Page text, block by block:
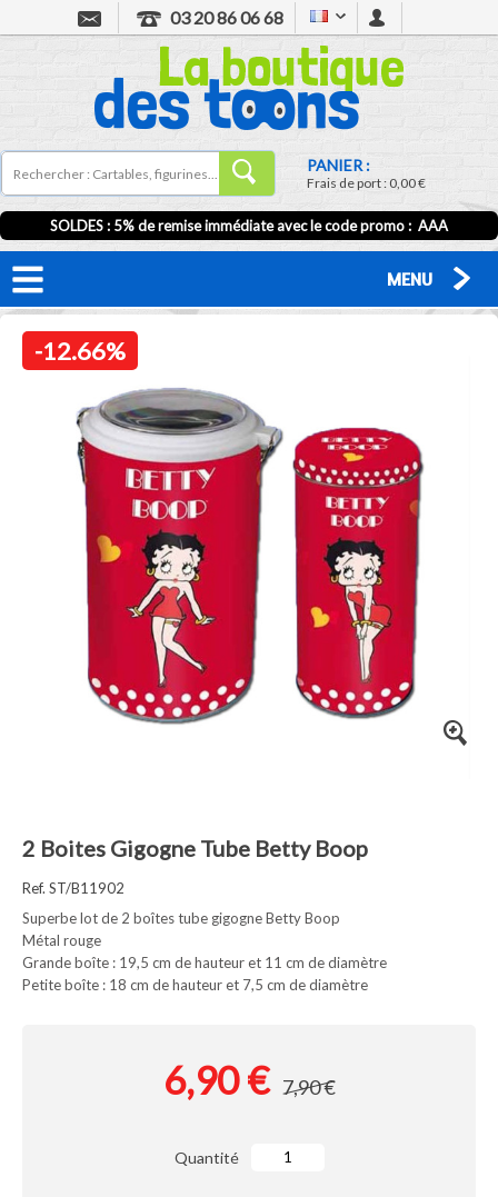
03 20 86 06 68
PANIER :
Frais de port :0,00 €
SOLDES : 5% de remise immédiate avec le code promo : AAA
MENU
-12.66%
2 Boites Gigogne Tube Betty Boop
Ref. ST/B11902
Superbe lot de 2 boîtes tube gigogne Betty Boop
Métal rouge
Grande boîte : 19,5 cm de hauteur et 11 cm de diamètre
Petite boîte : 18 cm de hauteur et 7,5 cm de diamètre
6,90 € 7,90 €
Quantité